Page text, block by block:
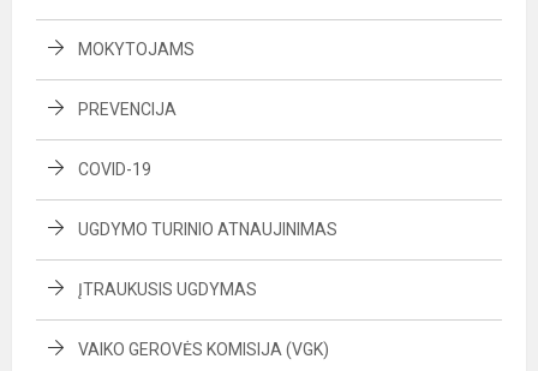
MOKYTOJAMS
PREVENCIJA
COVID-19
UGDYMO TURINIO ATNAUJINIMAS
ĮTRAUKUSIS UGDYMAS
VAIKO GEROVĖS KOMISIJA (VGK)